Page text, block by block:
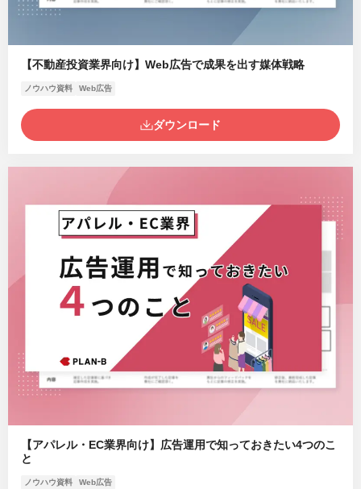
【不動産投資業界向け】Web広告で成果を出す媒体戦略
ノウハウ資料 Web広告
ダウンロード
【アパレル・EC業界向け】広告運用で知っておきたい4つのこ
と
ノウハウ資料 Web広告